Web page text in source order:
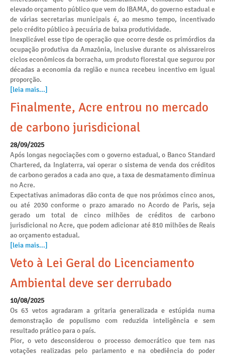
elevado orçamento público que vem do IBAMA, do governo estadual e
de várias secretarias municipais é, ao mesmo tempo, incentivado
pelo crédito público à pecuária de baixa produtividade.
Inexplicável esse tipo de operação que ocorre desde os primórdios da
ocupação produtiva da Amazônia, inclusive durante os alvissareiros
ciclos econômicos da borracha, um produto florestal que segurou por
décadas a economia da região e nunca recebeu incentivo em igual
proporção.
[leia mais...]
Finalmente, Acre entrou no mercado
de carbono jurisdicional
28/09/2025
Após longas negociações com o governo estadual, o Banco Standard
Chartered, da Inglaterra, vai operar o sistema de venda dos créditos
de carbono gerados a cada ano que, a taxa de desmatamento diminua
no Acre.
Expectativas animadoras dão conta de que nos próximos cinco anos,
ou até 2030 conforme o prazo amarado no Acordo de Paris, seja
gerado um total de cinco milhões de créditos de carbono
jurisdicional no Acre, que podem adicionar até 810 milhões de Reais
ao orçamento estadual.
[leia mais...]
Veto à Lei Geral do Licenciamento
Ambiental deve ser derrubado
10/08/2025
Os 63 vetos agradaram a gritaria generalizada e estúpida numa
demonstração de populismo com reduzida inteligência e sem
resultado prático para o país.
Pior, o veto desconsiderou o processo democrático que tem nas
votações realizadas pelo parlamento e na obediência do poder